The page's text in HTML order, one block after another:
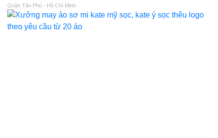
Quận Tân Phú - Hồ Chí Minh